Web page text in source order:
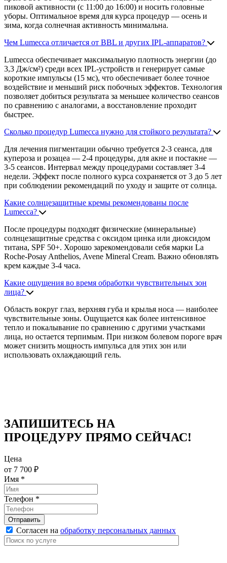
пиковой активности (с 11:00 до 16:00) и носить головные
уборы. Оптимальное время для курса процедур — осень и
зима, когда солнечная активность минимальна.
Чем Lumecca отличается от BBL и других IPL-аппаратов?
Lumecca обеспечивает максимальную плотность энергии (до
3,3 Дж/см²) среди всех IPL-устройств и генерирует самые
короткие импульсы (15 мс), что обеспечивает более точное
воздействие и меньший риск побочных эффектов. Технология
позволяет добиться результата за меньшее количество сеансов
по сравнению с аналогами, а восстановление проходит
быстрее.
Сколько процедур Lumecca нужно для стойкого результата?
Для лечения пигментации обычно требуется 2-3 сеанса, для
купероза и розацеа — 2-4 процедуры, для акне и постакне —
3-5 сеансов. Интервал между процедурами составляет 3-4
недели. Эффект после полного курса сохраняется от 3 до 5 лет
при соблюдении рекомендаций по уходу и защите от солнца.
Какие солнцезащитные кремы рекомендованы после
Lumecca?
После процедуры подходят физические (минеральные)
солнцезащитные средства с оксидом цинка или диоксидом
титана, SPF 50+. Хорошо зарекомендовали себя марки La
Roche-Posay Anthelios, Avene Mineral Cream. Важно обновлять
крем каждые 3-4 часа.
Какие ощущения во время обработки чувствительных зон
лица?
Область вокруг глаз, верхняя губа и крылья носа — наиболее
чувствительные зоны. Ощущается как более интенсивное
тепло и покалывание по сравнению с другими участками
лица, но остается терпимым. При низком болевом пороге врач
может снизить мощность импульса для этих зон или
использовать охлаждающий гель.
ЗАПИШИТЕСЬ НА
ПРОЦЕДУРУ ПРЯМО СЕЙЧАС!
Цена
от 7 700 ₽
Имя *
Телефон *
Отправить
Согласен на обработку персональных данных